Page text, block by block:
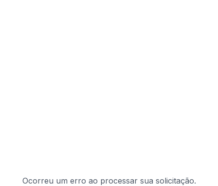
Ocorreu um erro ao processar sua solicitação.